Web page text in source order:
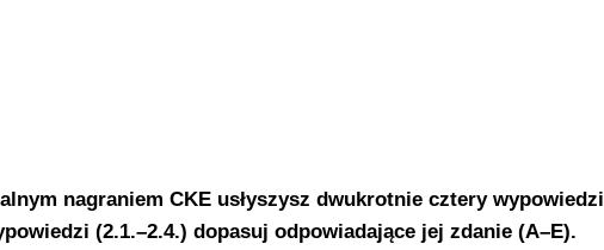
nagraniem CKE usłyszysz dwukrotnie cztery wypowiedzi
(2.1.–2.4.) dopasuj odpowiadające jej zdanie (A–E).